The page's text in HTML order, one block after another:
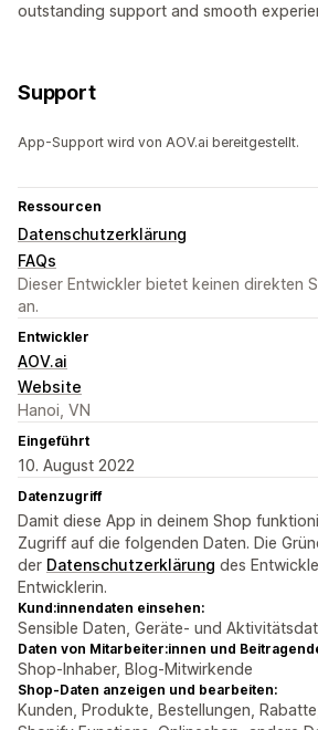
outstanding support and smooth
Support
App-Support wird von AOV.ai bereitgestellt.
Ressourcen
Datenschutzerklärung
FAQs
Dieser Entwickler bietet keinen direkten
an.
Entwickler
AOV.ai
Website
Hanoi, VN
Eingeführt
10. August 2022
Datenzugriff
Damit diese App in deinem Shop
Zugriff auf die folgenden Daten. Die
der Datenschutzerklärung des
Entwicklerin.
Kund:innendaten einsehen:
Sensible Daten, Geräte- und
Daten von Mitarbeiter:innen und
Shop-Inhaber, Blog-Mitwirkende
Shop-Daten anzeigen und bearbeiten:
Kunden, Produkte, Bestellungen,